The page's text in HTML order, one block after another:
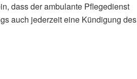
dass der ambulante Pflegedienst
auch jederzeit eine Kündigung des